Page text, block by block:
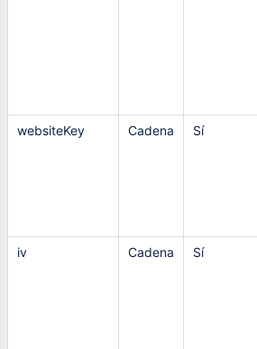
websiteKey Cadena Sí
iv Cadena Sí